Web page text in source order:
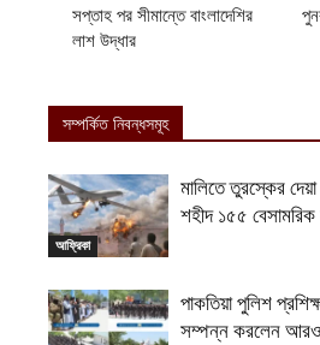
সপ্তাহ পর সীমান্তে বাংলাদেশির
লাশ উদ্ধার
সম্পর্কিত নিবন্ধসমূহ
আফ্রিকা
মালিতে তুরস্কের
শহীদ ১৫৫ বেসামরিক
পাকতিয়া পুলিশ
সম্পন্ন করলেন